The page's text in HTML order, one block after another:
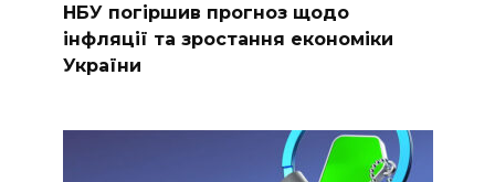
НБУ погіршив прогноз щодо
інфляції та зростання економіки
України